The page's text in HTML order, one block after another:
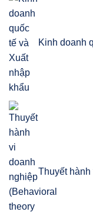
Kinh doanh
Thuyết